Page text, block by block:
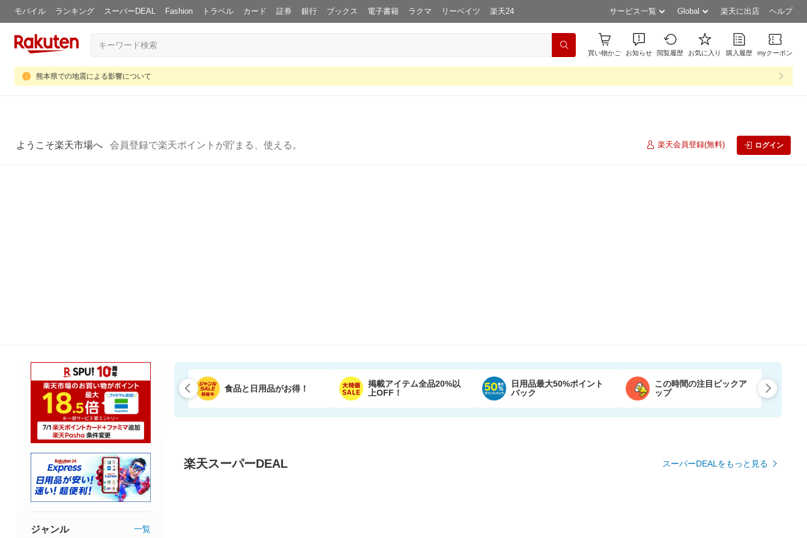
モバイル ランキング スーパーDEAL Fashion トラベル カード 証券 銀行 ブックス 電子書籍 ラクマ リーベイツ 楽天24 サービス一覧 Global 楽天に出店 ヘルプ
買い物かご お知らせ 閲覧履歴 お気に入り 購入履歴 myクーポン
熊本県での地震による影響について
ようこそ楽天市場へ 会員登録で楽天ポイントが貯まる、使える。 楽天会員登録(無料) ログイン
食品と日用品がお得！
掲載アイテム全品20%以
上OFF！
日用品最大50%ポイント
バック
この時間の注目ピックア
ップ
楽天スーパーDEAL スーパーDEALをもっと見る
ジャンル 一覧